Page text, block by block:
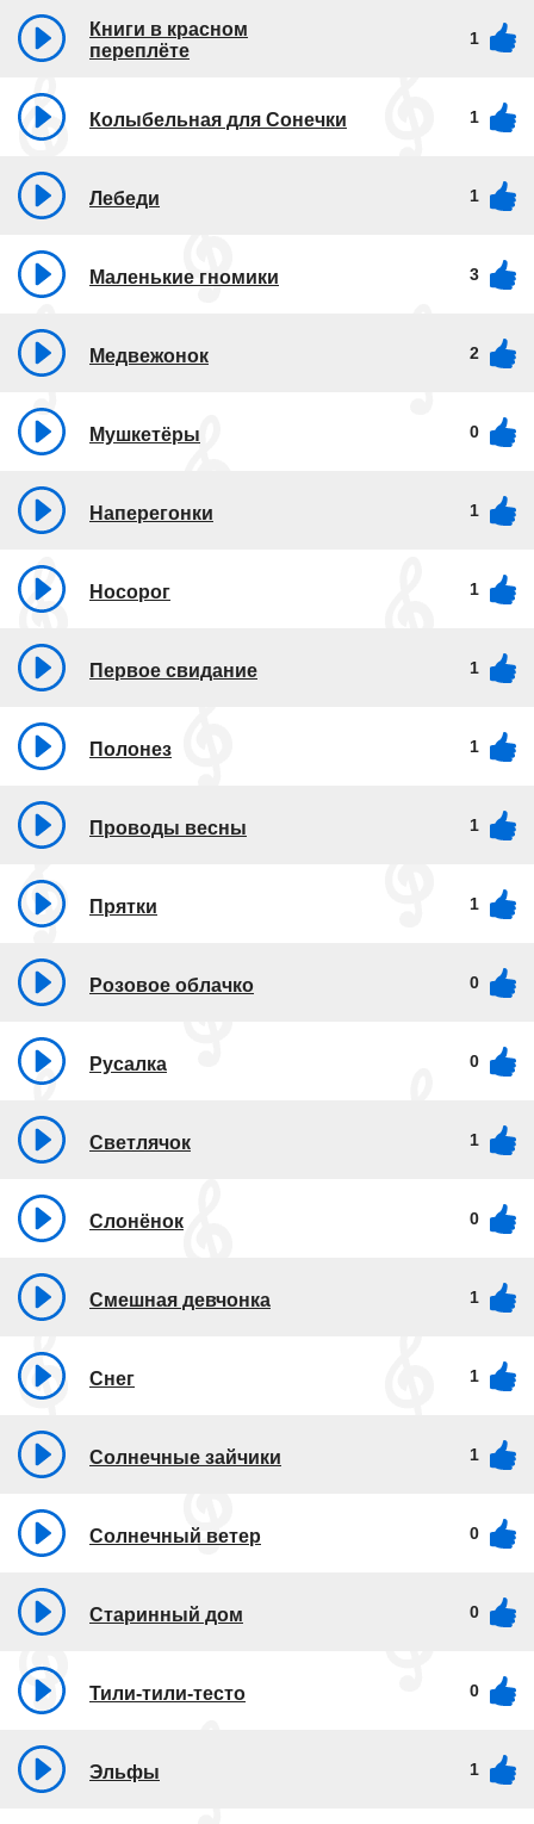
Книги в красном
переплёте
1
Колыбельная для Сонечки 1
Лебеди 1
Маленькие гномики 3
Медвежонок 2
Мушкетёры 0
Наперегонки 1
Носорог 1
Первое свидание 1
Полонез 1
Проводы весны 1
Прятки 1
Розовое облачко 0
Русалка 0
Светлячок 1
Слонёнок 0
Смешная девчонка 1
Снег 1
Солнечные зайчики 1
Солнечный ветер 0
Старинный дом 0
Тили-тили-тесто 0
Эльфы 1